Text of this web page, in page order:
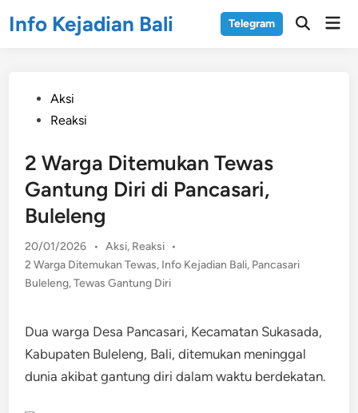
toInfo Kejadian Bali Telegram
Open
PostedAksi
Reaksi
2 Warga Ditemukan Tewas
Gantung Diri di Pancasari,
Buleleng
20/01/2026 • Posted
in
Aksi, Reaksi •
2 Warga Ditemukan Tewas, Info Kejadian Bali, Pancasari
Buleleng,Tewas Gantung Diri
Dua warga Desa Pancasari, Kecamatan Sukasada,
Kabupaten Buleleng, Bali, ditemukan meninggal
dunia akibat gantung diri dalam waktu berdekatan.